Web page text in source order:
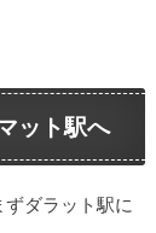
ット駅へ
ダラット駅に